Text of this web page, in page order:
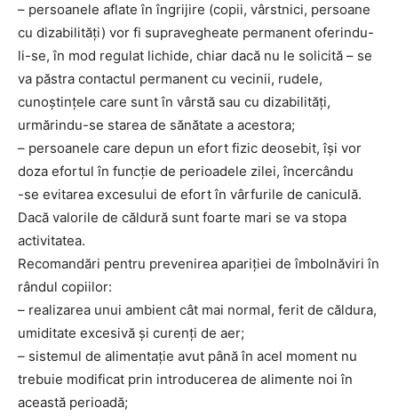
– persoanele aflate în îngrijire (copii, vârstnici, persoane
cu dizabilităţi) vor fi supravegheate permanent oferindu-
li-se, în mod regulat lichide, chiar dacă nu le solicită – se
va păstra contactul permanent cu vecinii, rudele,
cunoştinţele care sunt în vârstă sau cu dizabilităţi,
urmărindu-se starea de sănătate a acestora;
– persoanele care depun un efort fizic deosebit, îşi vor
doza efortul în funcţie de perioadele zilei, încercându
-se evitarea excesului de efort în vârfurile de caniculă.
Dacă valorile de căldură sunt foarte mari se va stopa
activitatea.
Recomandări pentru prevenirea apariţiei de îmbolnăviri în
rândul copiilor:
– realizarea unui ambient cât mai normal, ferit de căldura,
umiditate excesivă şi curenţi de aer;
– sistemul de alimentaţie avut până în acel moment nu
trebuie modificat prin introducerea de alimente noi în
această perioadă;